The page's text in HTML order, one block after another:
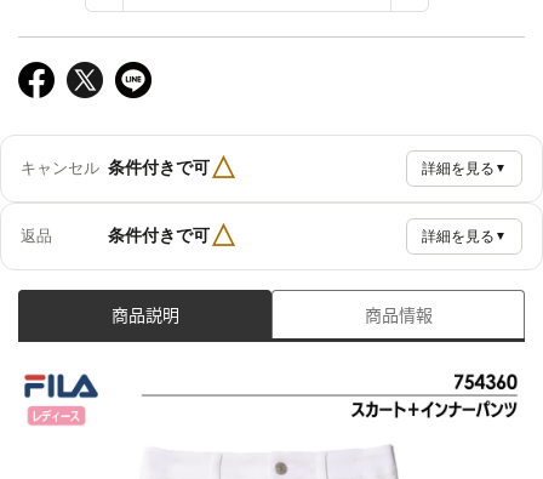
キャンセル 条件付きで可△ 詳細を見る ▼
返品 条件付きで可△ 詳細を見る ▼
商品説明 商品情報